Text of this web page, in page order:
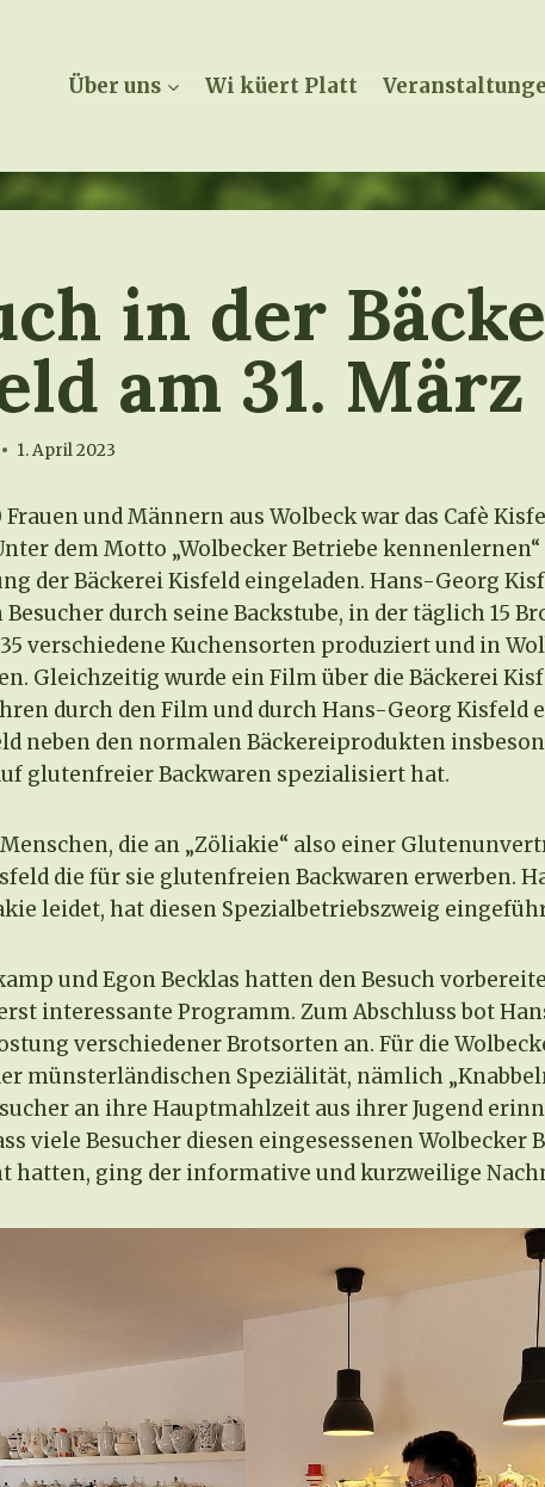
Über uns Wi küert Platt
in der
am 31. März
1. April 2023
und Männern aus Wolbeck war das Cafè
dem Motto „Wolbecker Betriebe
der Bäckerei Kisfeld eingeladen. Hans-Georg
durch seine Backstube, in der täglich 15
verschiedene Kuchensorten produziert und in
Gleichzeitig wurde ein Film über die Bäckerei
durch den Film und durch Hans-Georg Kisfeld
neben den normalen Bäckereiprodukten
glutenfreier Backwaren spezialisiert hat.
die an „Zöliakie“ also einer
die für sie glutenfreien Backwaren erwerben.
leidet, hat diesen Spezialbetriebszweig
und Egon Becklas hatten den Besuch
interessante Programm. Zum Abschluss bot
verschiedener Brotsorten an. Für die
münsterländischen Speziälität, nämlich
an ihre Hauptmahlzeit aus ihrer Jugend
viele Besucher diesen eingesessenen Wolbecker
hatten, ging der informative und kurzweilige